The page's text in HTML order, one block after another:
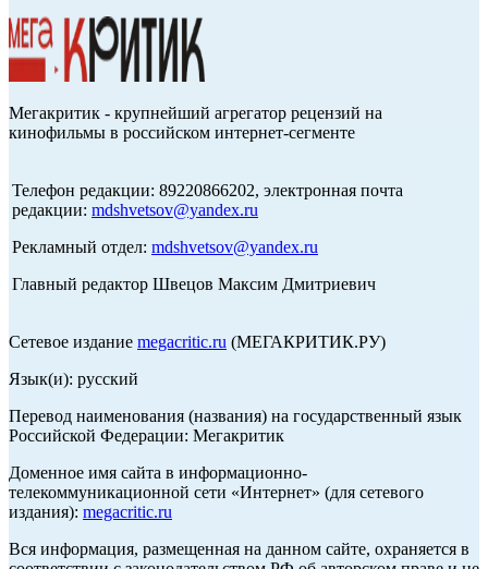
Мегакритик - крупнейший агрегатор рецензий на
кинофильмы в российском интернет-сегменте
Телефон редакции: 89220866202, электронная почта
редакции: mdshvetsov@yandex.ru
Рекламный отдел: mdshvetsov@yandex.ru
Главный редактор Швецов Максим Дмитриевич
Сетевое издание megacritic.ru (МЕГАКРИТИК.РУ)
Язык(и): русский
Перевод наименования (названия) на государственный язык
Российской Федерации: Мегакритик
Доменное имя сайта в информационно-
телекоммуникационной сети «Интернет» (для сетевого
издания): megacritic.ru
Вся информация, размещенная на данном сайте, охраняется в